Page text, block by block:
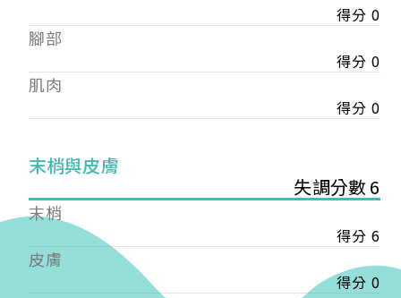
得分 0
腳部
得分 0
肌肉
得分 0
末梢與皮膚
失調分數 6
末梢
得分 6
皮膚
得分 0
【會費】
入會費新臺幣1200元，於會員入會時繳納；常年會
費1200元，於每年度繳納。
入會費新臺幣3000元，於會員入會時繳納；常年會
費3000元，於每年度繳納。
戶名: 社團法人台灣自律神經健康培訓暨發展協會
帳號: 003-03-501566-2
銀行: (013) 國泰世華 南京東路分行